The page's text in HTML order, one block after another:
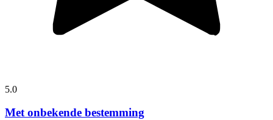
5.0
Met onbekende bestemming